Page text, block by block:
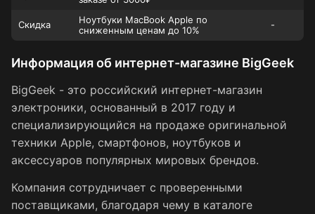
Скидка
Ноутбуки MacBook Apple по
сниженным ценам до 10%
-
Информация об интернет-магазине BigGeek
BigGeek - это российский интернет-магазин
электроники, основанный в 2017 году и
специализирующийся на продаже оригинальной
техники Apple, смартфонов, ноутбуков и
аксессуаров популярных мировых брендов.
Компания сотрудничает с проверенными
поставщиками, благодаря чему в каталоге